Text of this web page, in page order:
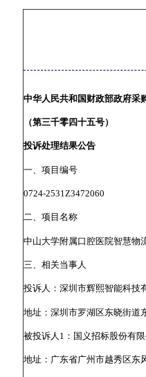
中华人民共和国财政部政府采
（第三千零四十五号）
投诉处理结果公告
一、项目编号
0724-2531Z3472060
二、项目名称
中山大学附属口腔医院智慧物
三、相关当事人
投诉人：深圳市辉熙智能科技
地址：深圳市罗湖区东晓街道
被投诉人1：国义招标股份有
地址：广东省广州市越秀区东